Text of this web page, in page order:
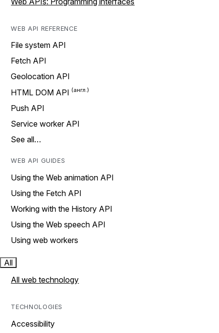
WEB API REFERENCE
File system API
Fetch API
Geolocation API
HTML DOM API
Push API
Service worker API
See all…
WEB API GUIDES
Using the Web animation API
Using the Fetch API
Working with the History API
Using the Web speech API
Using web workers
All
All web technology
TECHNOLOGIES
Accessibility